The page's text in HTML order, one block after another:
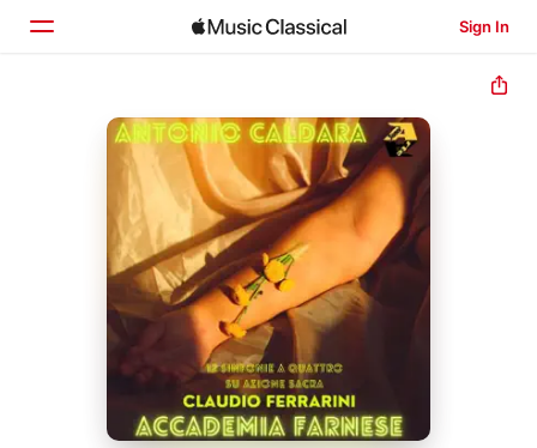
Sign In
Home
Browse
Search